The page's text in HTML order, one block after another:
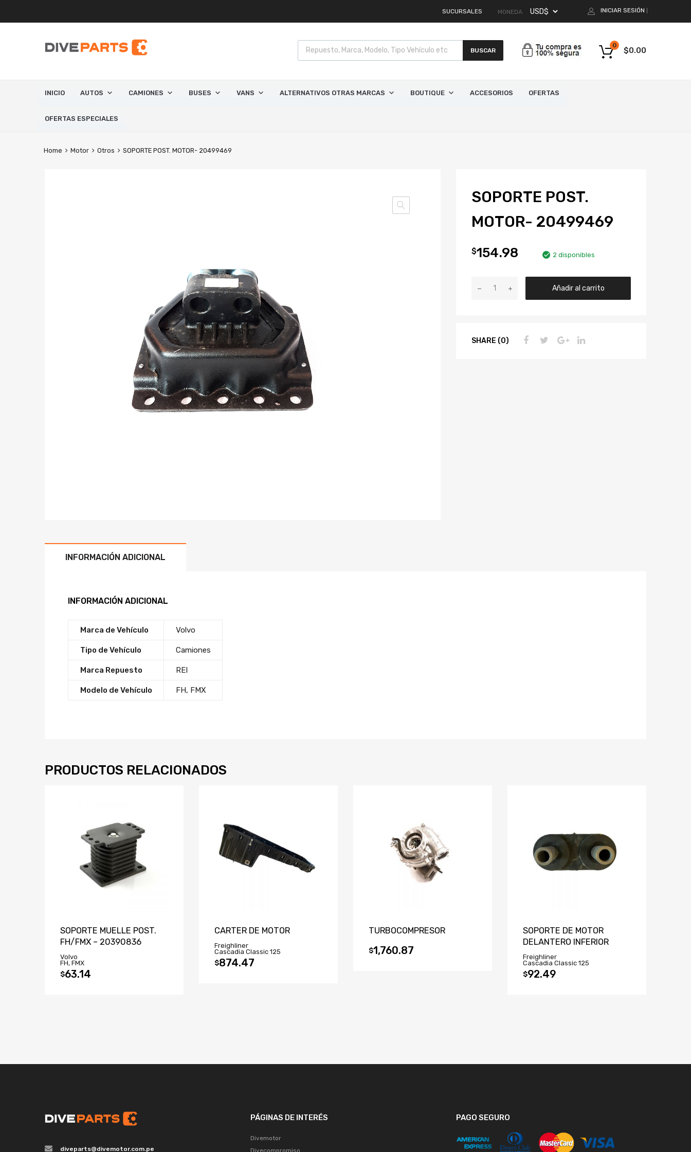
SUCURSALES MONEDA INICIAR SESIÓN
BUSCAR $0.00
0
INICIO AUTOS CAMIONES BUSES VANS ALTERNATIVOS OTRAS MARCAS BOUTIQUE ACCESORIOS OFERTAS
OFERTAS ESPECIALES
Home Motor Otros SOPORTE POST. MOTOR- 20499469
SOPORTE POST.
MOTOR- 20499469
$154.98 2 disponibles
Añadir al carrito
SHARE (0)
INFORMACIÓN ADICIONAL
INFORMACIÓN ADICIONAL
Marca de Vehículo Volvo
Tipo de Vehículo Camiones
Marca Repuesto REI
Modelo de Vehículo FH, FMX
PRODUCTOS RELACIONADOS
SOPORTE MUELLE POST.
FH/FMX – 20390836
Volvo
FH, FMX
$63.14
CARTER DE MOTOR
Freighliner
Cascadia Classic 125
$874.47
TURBOCOMPRESOR
$1,760.87
SOPORTE DE MOTOR
DELANTERO INFERIOR
Freighliner
Cascadia Classic 125
$92.49
diveparts@divemotor.com.pe
PÁGINAS DE INTERÉS
Divemotor
Divecompromiso
PAGO SEGURO